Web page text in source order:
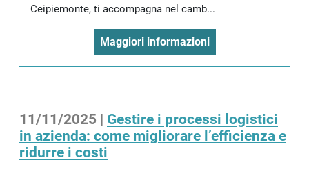
Ceipiemonte, ti accompagna nel camb...
Maggiori informazioni
11/11/2025 | Gestire i processi logistici
in azienda: come migliorare l’efficienza e
ridurre i costi